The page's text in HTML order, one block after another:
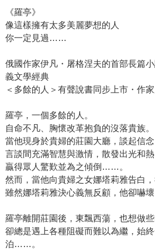
《羅亭》
像這樣擁有太多美麗夢想的人
你一定見過……
俄國作家伊凡・屠格涅夫的首部長篇
義文學經典
＜多餘的人＞有聲說書同步上市・作家
羅亭，一個多餘的人。
自命不凡、胸懷改革抱負的沒落貴族。
當他現身於貴婦的莊園大廳，談起信念
言談間充滿智慧與激情，散發出光和
贏得眾人驚歎並為之傾倒……。
然而，當他向貴婦之女娜塔莉雅告白
雖然娜塔莉雅決心義無反顧，他卻嚇壞
羅亭離開莊園後，東飄西蕩，也想做些
卻總是遇上各種阻礙而難以為繼，始
泊……。